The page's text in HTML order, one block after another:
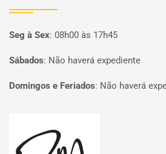
Seg à Sex: 08h00 às 17h45
Sábados: Não haverá expediente
Domingos e Feriados: Não haverá